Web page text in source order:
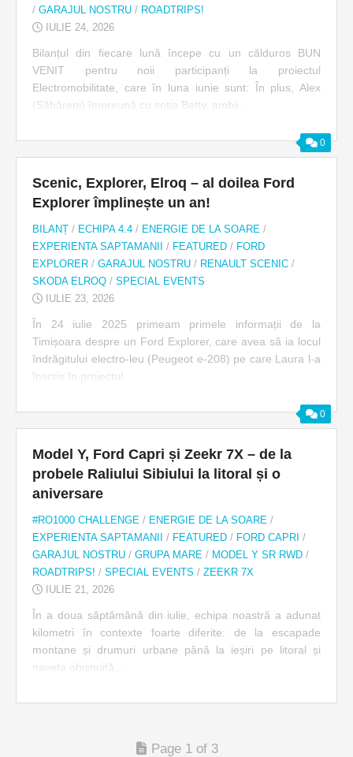
/ GARAJUL NOSTRU / ROADTRIPS!
IULIE 24, 2026
Bilanțul din fiecare lună începe cu un călduros BUN
VENIT pentru noii participanți la proiectul
Electromobilitate, care în luna iunie sunt: În plus, Alex
(Săbăreni) împreună cu soția Betty, ambii...
0
Scenic, Explorer, Elroq – al doilea Ford
Explorer împlinește un an!
BILANȚ / ECHIPA 4.4 / ENERGIE DE LA SOARE /
EXPERIENTA SAPTAMANII
/ FEATURED / FORD
EXPLORER / GARAJUL NOSTRU / RENAULT SCENIC /
SKODA ELROQ / SPECIAL EVENTS
IULIE 23, 2026
În 24 iulie 2025 primeam primele informații de la
Timișoara despre un Ford Explorer, care avea să ia locul
îndrăgitului electro-leu (Peugeot e-208) pe care Laura l-a
înscris în proiectul...
0
Model Y, Ford Capri și Zeekr 7X – de la
probele Raliului Sibiului la litoral și o
aniversare
#RO1000 CHALLENGE / ENERGIE DE LA SOARE /
EXPERIENTA SAPTAMANII
/ FEATURED / FORD CAPRI /
GARAJUL NOSTRU / GRUPA MARE / MODEL Y SR RWD /
ROADTRIPS! / SPECIAL EVENTS / ZEEKR 7X
IULIE 21, 2026
În a doua săptămână din iulie, echipa noastră a adunat
kilometri în contexte foarte diferite: de la escapade
montane și drumuri urbane până la ieșiri pe litoral și
naveta obișnuită....
Page 1 of 3